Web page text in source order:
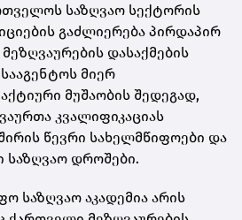
საზღვაო სექტორის
გაძლიერება პირდაპირ
დასაქმების
მიერ
მუშაობის შედეგად,
კვალიფიკაციას
წევრი სახელმწიფოები და
საზღვაო დროშები.
საზღვაო აკადემია არის